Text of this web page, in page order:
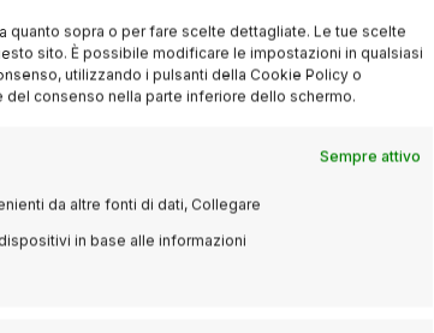
quanto sopra o per fare scelte dettagliate. Le tue scelte
sito. È possibile modificare le impostazioni in qualsiasi
utilizzando i pulsanti della Cookie Policy o
consenso nella parte inferiore dello schermo.
Sempre attivo
da altre fonti di dati, Collegare
in base alle informazioni